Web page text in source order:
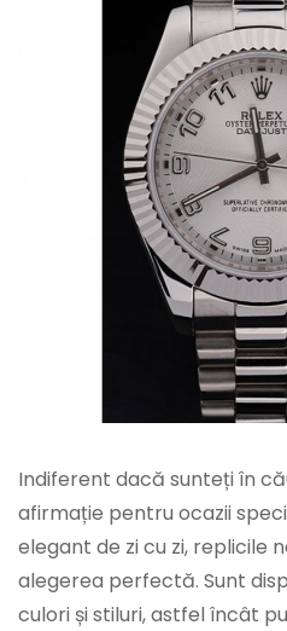
Indiferent dacă sunteți în
afirmație pentru ocazii
elegant de zi cu zi, replicile
alegerea perfectă. Sunt
culori și stiluri, astfel încât